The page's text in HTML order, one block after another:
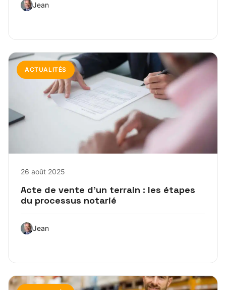
Jean
ACTUALITÉS
26 août 2025
Acte de vente d’un terrain : les étapes
du processus notarié
Jean